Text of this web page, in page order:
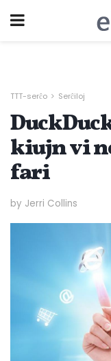
TTT-serĉo Serĉiloj
kiujn vi
fari
by Jerri Collins